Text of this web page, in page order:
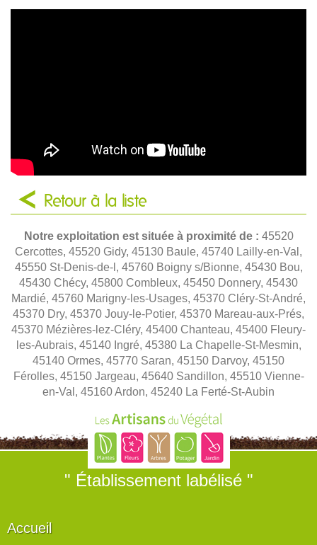
Retour à la liste
Notre exploitation est située à proximité de : 45520
Cercottes, 45520 Gidy, 45130 Baule, 45740 Lailly-en-Val,
45550 St-Denis-de-l, 45760 Boigny s/Bionne, 45430 Bou,
45430 Chécy, 45800 Combleux, 45450 Donnery, 45430
Mardié, 45760 Marigny-les-Usages, 45370 Cléry-St-André,
45370 Dry, 45370 Jouy-le-Potier, 45370 Mareau-aux-Prés,
45370 Mézières-lez-Cléry, 45400 Chanteau, 45400 Fleury-
les-Aubrais, 45140 Ingré, 45380 La Chapelle-St-Mesmin,
45140 Ormes, 45770 Saran, 45150 Darvoy, 45150
Férolles, 45150 Jargeau, 45640 Sandillon, 45510 Vienne-
en-Val, 45160 Ardon, 45240 La Ferté-St-Aubin
" Établissement labélisé "
Accueil